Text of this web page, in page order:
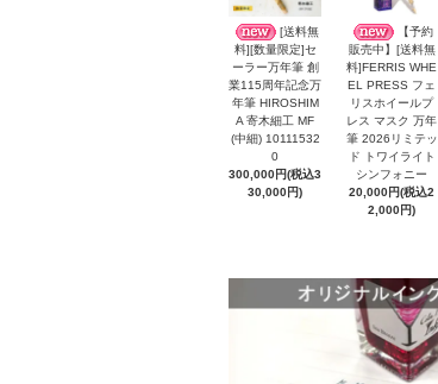
[送料無
料][数量限定]セ
ーラー万年筆 創
業115周年記念万
年筆 HIROSHIM
A 寄木細工 MF
(中細) 10111532
0
300,000円(税込3
30,000円)
【予約
販売中】[送料無
料]FERRIS WHE
EL PRESS フェ
リスホイールプ
レス マスク 万年
筆 2026リミテッ
ド トワイライト
シンフォニー
20,000円(税込2
2,000円)